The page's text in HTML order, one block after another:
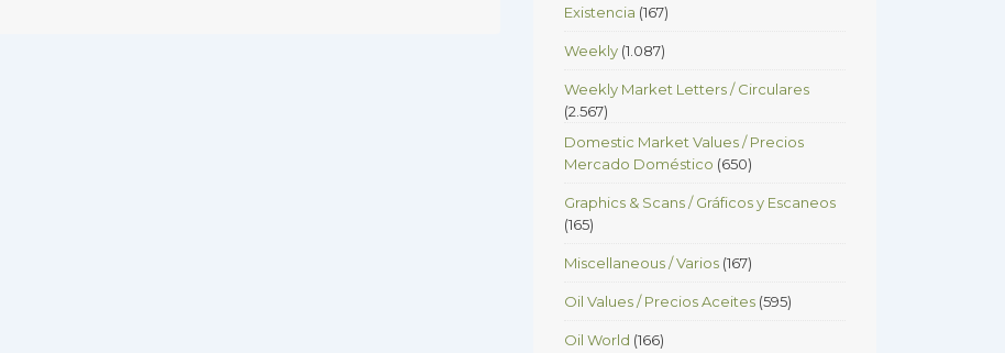
Existencia (167)
Weekly (1.087)
Weekly Market Letters / Circulares
(2.567)
Domestic Market Values / Precios
Mercado Doméstico (650)
Graphics & Scans / Gráficos y Escaneos
(165)
Miscellaneous / Varios (167)
Oil Values / Precios Aceites (595)
Oil World (166)